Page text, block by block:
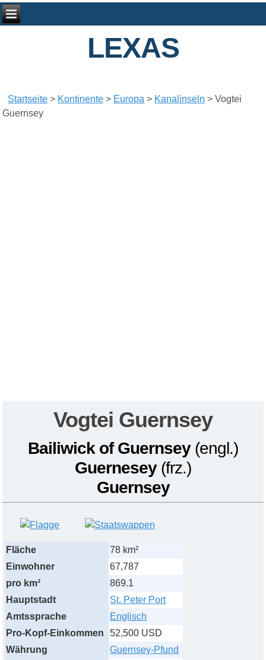
LEXAS
Startseite > Kontinente > Europa > Kanalinseln >Vogtei
Guernsey
Vogtei Guernsey
Bailiwick of Guernsey(engl.)
Guernesey (frz.)
Guernsey
Fläche
78 km²
Einwohner
67,787
pro km²
869.1
Hauptstadt
St. Peter Port
Amtssprache
Englisch
Pro-Kopf-Einkommen
52,500 USD
Währung
Guernsey-Pfund